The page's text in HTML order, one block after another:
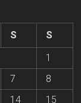
S
S
1
7
8
14 15